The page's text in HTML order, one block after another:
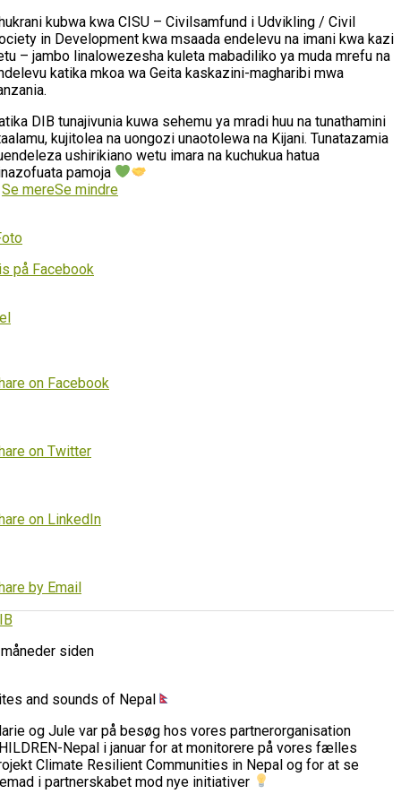
kubwa kwa CISU – Civilsamfund i Udvikling / Civil
in Development kwa msaada endelevu na imani kwa kazi
– jambo linalowezesha kuleta mabadiliko ya muda mrefu na
katika mkoa wa Geita kaskazini-magharibi mwa
DIB tunajivunia kuwa sehemu ya mradi huu na tunathamini
kujitolea na uongozi unaotolewa na Kijani. Tunatazamia
ushirikiano wetu imara na kuchukua hatua
pamoja
Se mereSe mindre
på Facebook
on Facebook
on Twitter
on LinkedIn
by Email
siden
and sounds of Nepal
og Jule var på besøg hos vores partnerorganisation
Nepal i januar for at monitorere på vores fælles
Climate Resilient Communities in Nepal og for at se
i partnerskabet mod nye initiativer